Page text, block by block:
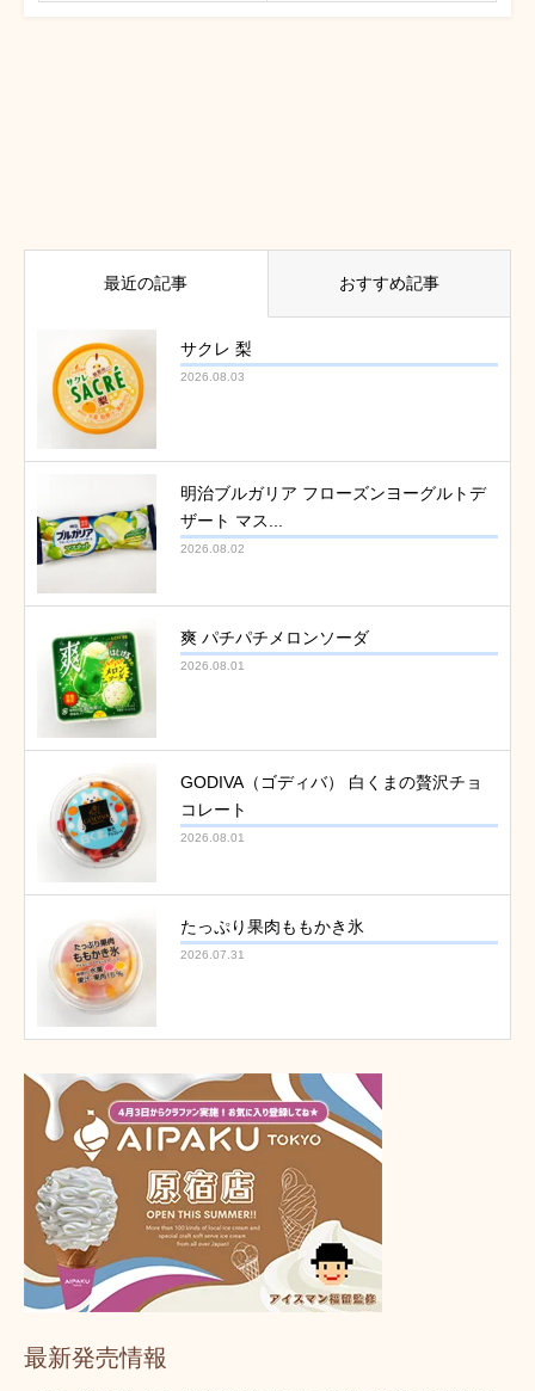
最近の記事 おすすめ記事
サクレ 梨
2026.08.03
明治ブルガリア フローズンヨーグルトデ
ザート マス...
2026.08.02
爽 パチパチメロンソーダ
2026.08.01
GODIVA（ゴディバ） 白くまの贅沢チョ
コレート
2026.08.01
たっぷり果肉ももかき氷
2026.07.31
最新発売情報